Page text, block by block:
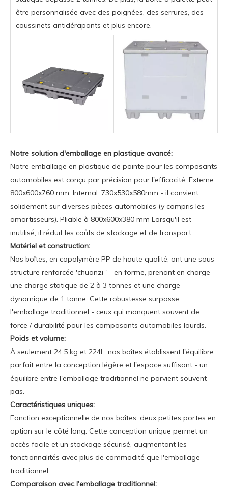
être personnalisée avec des poignées, des serrures, des
coussinets antidérapants et plus encore.
Notre solution d'emballage en plastique avancé:
Notre emballage en plastique de pointe pour les composants
automobiles est conçu par précision pour l'efficacité. Externe:
800x600x760 mm; Internal: 730x530x580mm - il convient
solidement sur diverses pièces automobiles (y compris les
amortisseurs). Pliable à 800x600x380 mm Lorsqu'il est
inutilisé, il réduit les coûts de stockage et de transport.
Matériel et construction:
Nos boîtes, en copolymère PP de haute qualité, ont une sous-
structure renforcée 'chuanzi ' - en forme, prenant en charge
une charge statique de 2 à 3 tonnes et une charge
dynamique de 1 tonne. Cette robustesse surpasse
l'emballage traditionnel - ceux qui manquent souvent de
force / durabilité pour les composants automobiles lourds.
Poids et volume:
À seulement 24,5 kg et 224L, nos boîtes établissent l'équilibre
parfait entre la conception légère et l'espace suffisant - un
équilibre entre l'emballage traditionnel ne parvient souvent
pas.
Caractéristiques uniques:
Fonction exceptionnelle de nos boîtes: deux petites portes en
option sur le côté long. Cette conception unique permet un
accès facile et un stockage sécurisé, augmentant les
fonctionnalités avec plus de commodité que l'emballage
traditionnel.
Comparaison avec l'emballage traditionnel: